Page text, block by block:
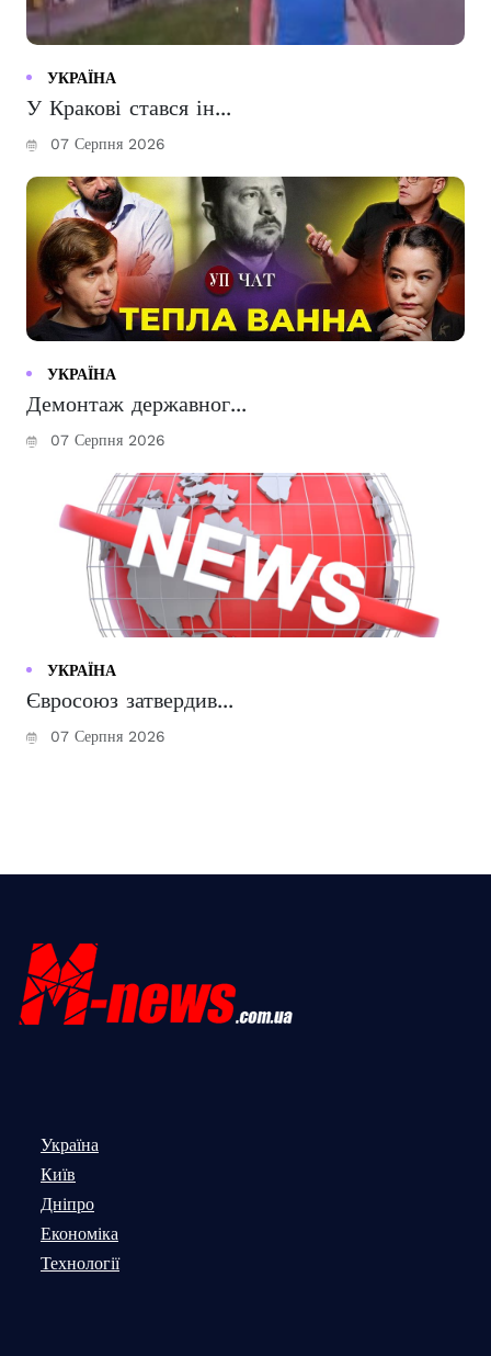
УКРАЇНА
У Кракові стався ін...
07 Серпня 2026
УКРАЇНА
Демонтаж державног...
07 Серпня 2026
УКРАЇНА
Євросоюз затвердив...
07 Серпня 2026
Україна
Київ
Дніпро
Економіка
Технології